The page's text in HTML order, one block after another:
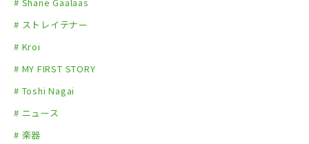
# ストレイテナー
# Kroi
# MY FIRST STORY
# Toshi Nagai
# ニュース
# 楽器